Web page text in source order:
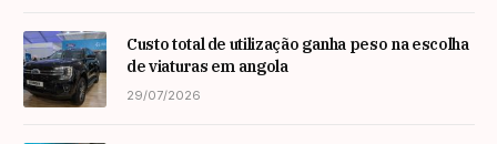
Custo total de utilização ganha peso na escolha
de viaturas em angola
29/07/2026